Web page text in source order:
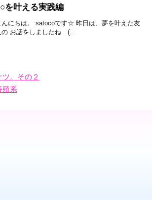
を叶える実践編
んにちは。 satocoです☆ 昨日は、夢を叶えた友
の お話をしましたね ( ...
。その２
殖系